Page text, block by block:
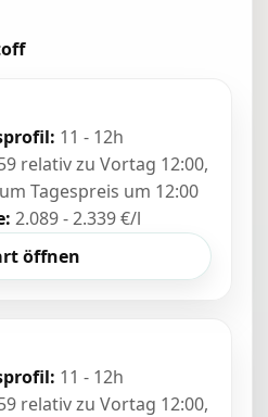
11 - 12h
relativ zu Vortag 12:00,
Tagespreis um 12:00
2.089 - 2.339 €/l
öffnen
11 - 12h
relativ zu Vortag 12:00,